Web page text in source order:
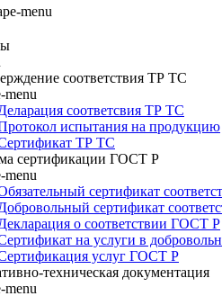
соответствия ТР ТС
соответсвия ТР ТС
испытания на продукцию
ТР ТС
сертификации ГОСТ Р
сертификат
сертификат
о соответствии ГОСТ Р
на услуги в
услуг ГОСТ Р
техническая документация